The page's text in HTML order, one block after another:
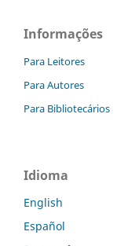
Informações
Para Leitores
Para Autores
Para Bibliotecários
Idioma
English
Español